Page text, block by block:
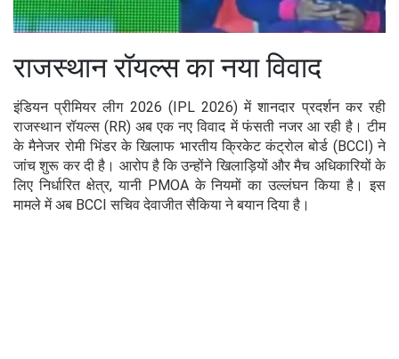
राजस्थान रॉयल्स का नया विवाद
इंडियन प्रीमियर लीग 2026 (IPL 2026) में शानदार प्रदर्शन कर रही
राजस्थान रॉयल्स (RR) अब एक नए विवाद में फंसती नजर आ रही है। टीम
के मैनेजर रोमी भिंडर के खिलाफ भारतीय क्रिकेट कंट्रोल बोर्ड (BCCI) ने
जांच शुरू कर दी है। आरोप है कि उन्होंने खिलाड़ियों और मैच अधिकारियों के
लिए निर्धारित क्षेत्र, यानी PMOA के नियमों का उल्लंघन किया है। इस
मामले में अब BCCI सचिव देवाजीत सैकिया ने बयान दिया है।